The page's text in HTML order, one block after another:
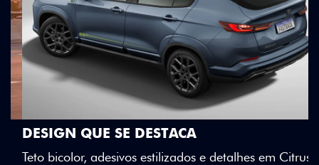
DESIGN QUE SE DESTACA
Teto bicolor, adesivos estilizados e detalhes em Citrus